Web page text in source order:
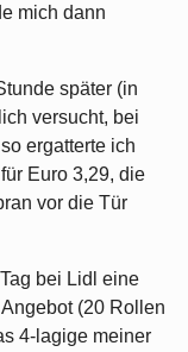
mich dann
später (in
versucht, bei
ergatterte ich
Euro 3,29, die
vor die Tür
bei Lidl eine
(20 Rollen
4-lagige meiner